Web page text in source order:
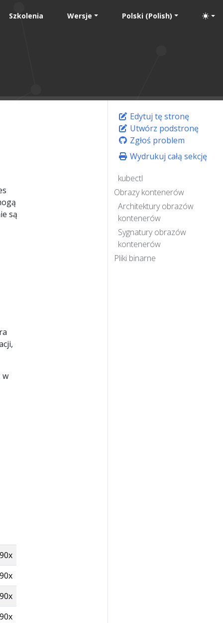
Szkolenia Wersje Polski (Polish)
Edytuj tę stronę
Utwórz podstronę
Zgłoś problem
Wydrukuj całą sekcję
kubectl
Obrazy kontenerów
Architektury obrazów
kontenerów
Sygnatury obrazów
kontenerów
Pliki binarne
są
w